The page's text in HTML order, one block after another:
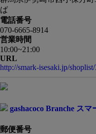
ば
電話番号
070-6665-8914
営業時間
10:00~21:00
URL
http://smark-isesaki.jp/
gashacoco Branche スマ
郵便番号